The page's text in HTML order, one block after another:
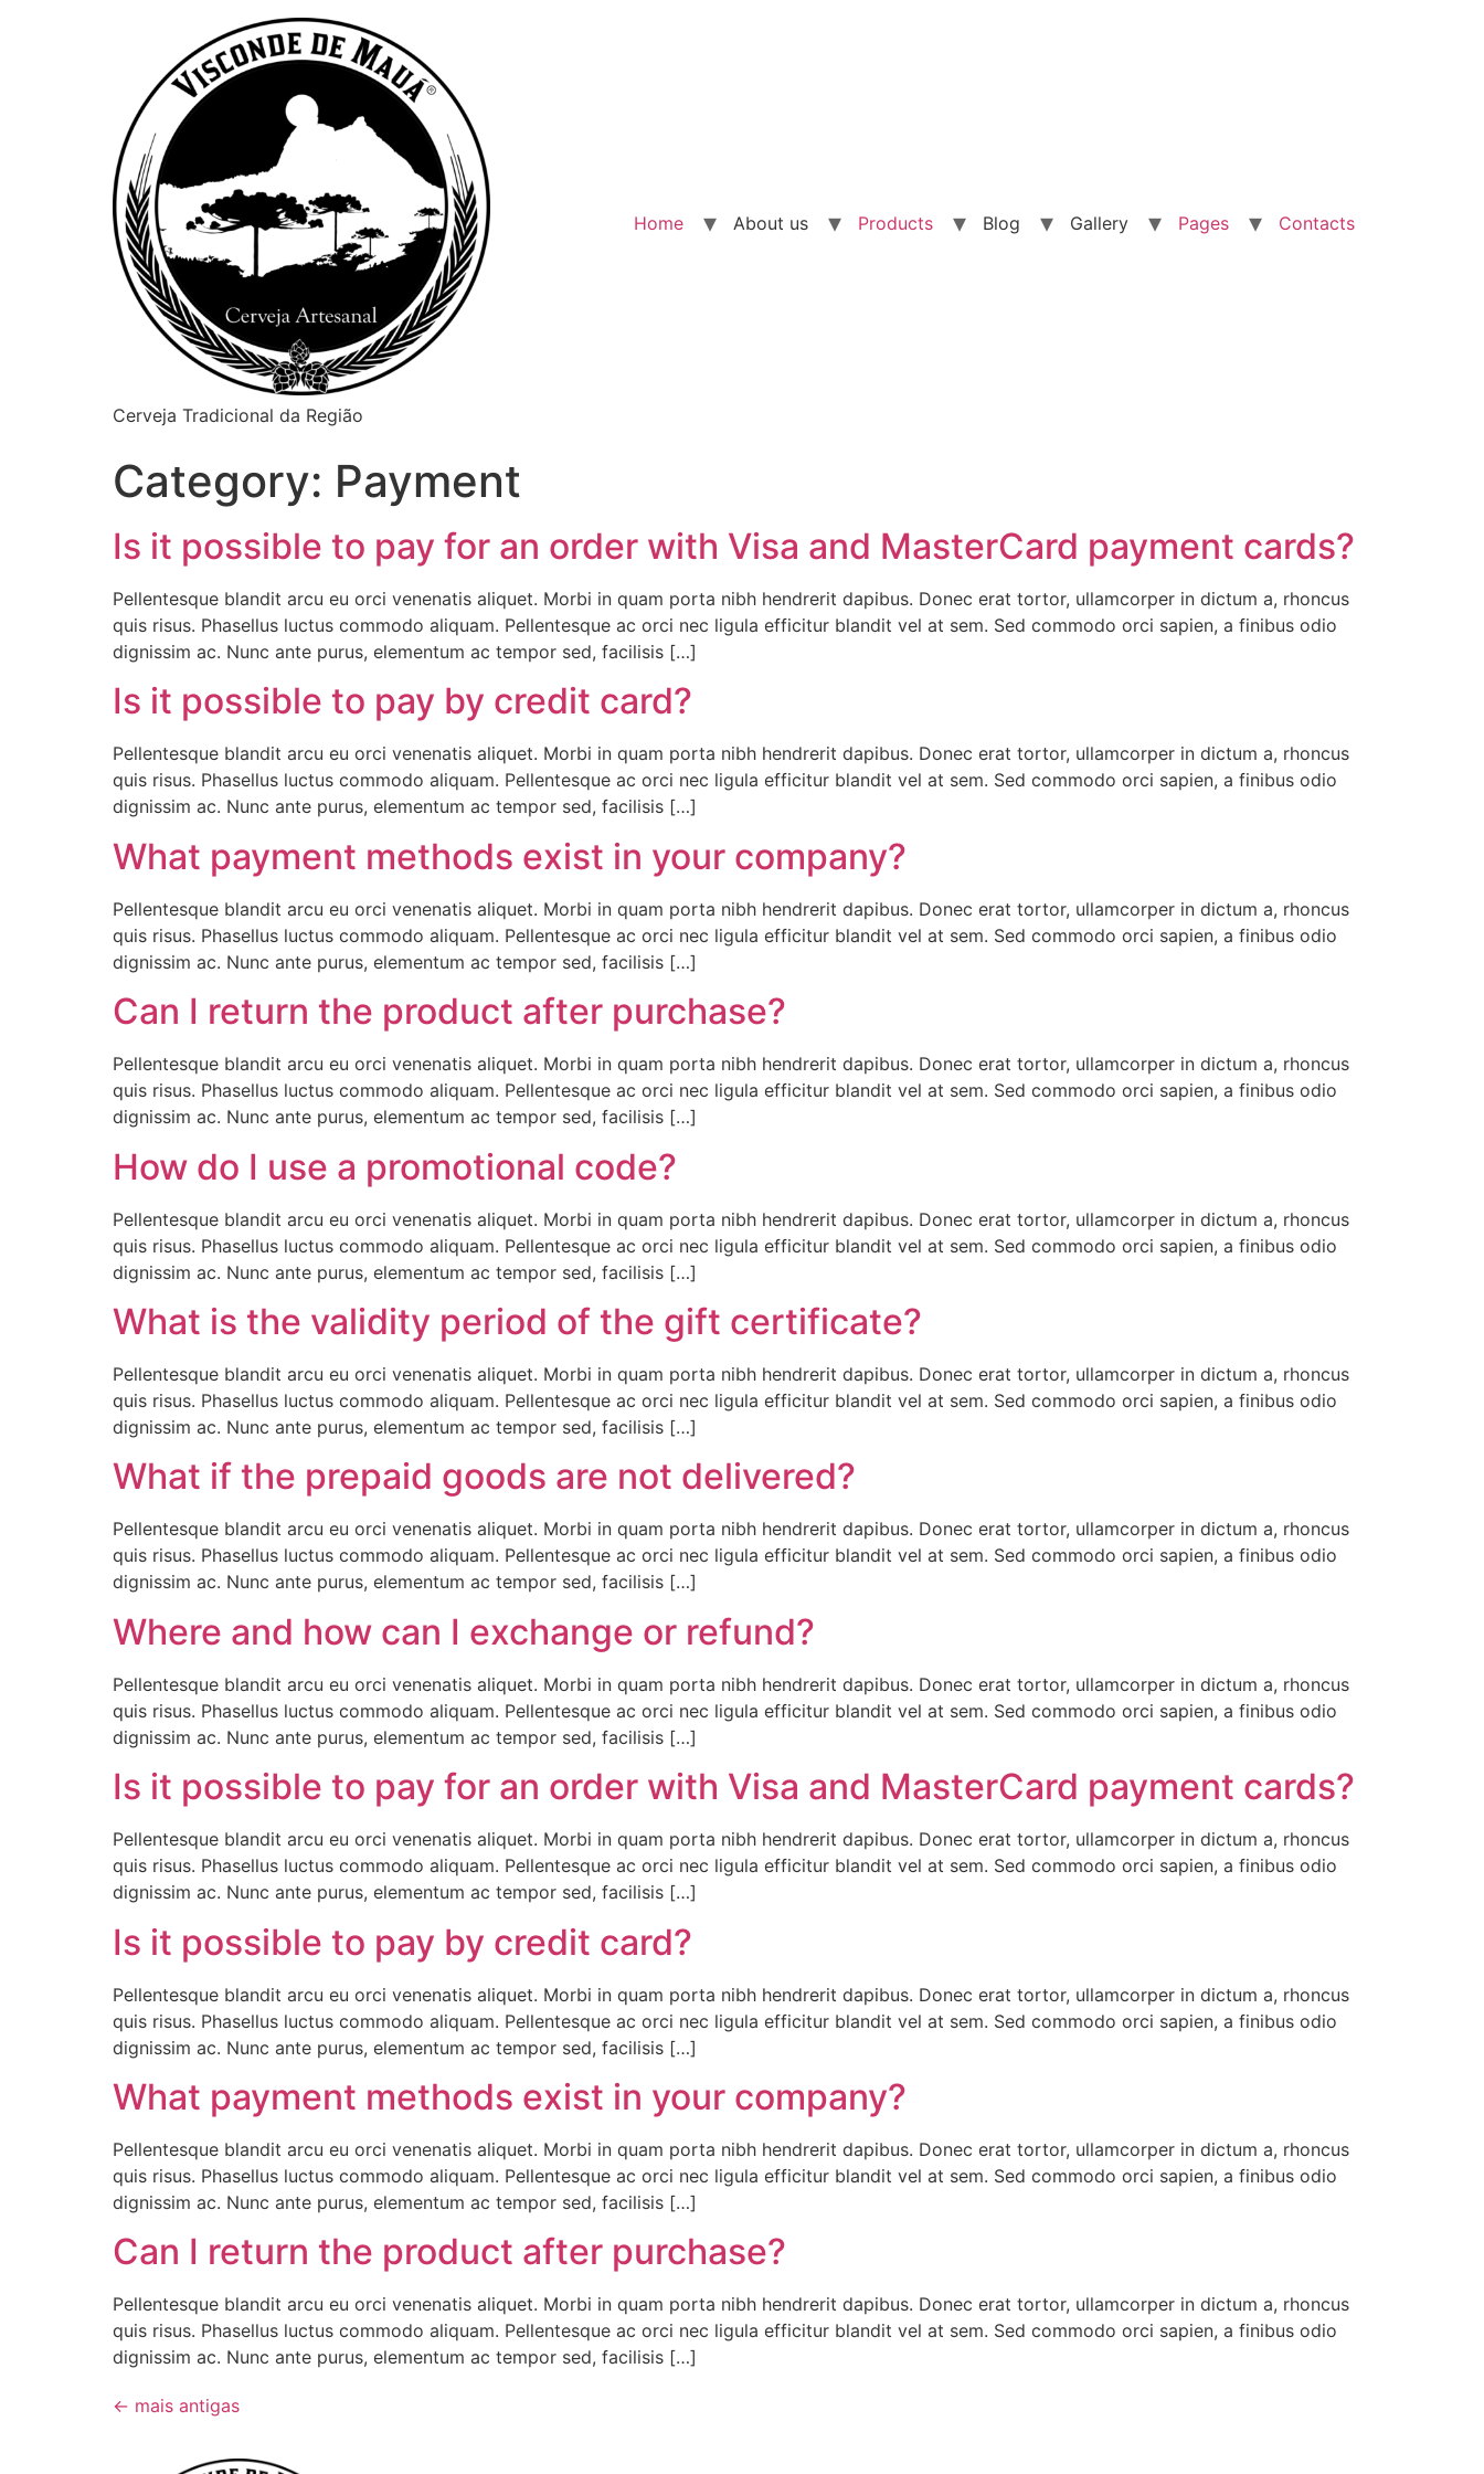
Cerveja Tradicional da Região
Home About us Products Blog Gallery Pages Contacts
Category: Payment
Is it possible to pay for an order with Visa and MasterCard payment cards?
Pellentesque blandit arcu eu orci venenatis aliquet. Morbi in quam porta nibh hendrerit dapibus. Donec erat tortor, ullamcorper in dictum a, rhoncus
quis risus. Phasellus luctus commodo aliquam. Pellentesque ac orci nec ligula efficitur blandit vel at sem. Sed commodo orci sapien, a finibus odio
dignissim ac. Nunc ante purus, elementum ac tempor sed, facilisis […]
Is it possible to pay by credit card?
Pellentesque blandit arcu eu orci venenatis aliquet. Morbi in quam porta nibh hendrerit dapibus. Donec erat tortor, ullamcorper in dictum a, rhoncus
quis risus. Phasellus luctus commodo aliquam. Pellentesque ac orci nec ligula efficitur blandit vel at sem. Sed commodo orci sapien, a finibus odio
dignissim ac. Nunc ante purus, elementum ac tempor sed, facilisis […]
What payment methods exist in your company?
Pellentesque blandit arcu eu orci venenatis aliquet. Morbi in quam porta nibh hendrerit dapibus. Donec erat tortor, ullamcorper in dictum a, rhoncus
quis risus. Phasellus luctus commodo aliquam. Pellentesque ac orci nec ligula efficitur blandit vel at sem. Sed commodo orci sapien, a finibus odio
dignissim ac. Nunc ante purus, elementum ac tempor sed, facilisis […]
Can I return the product after purchase?
Pellentesque blandit arcu eu orci venenatis aliquet. Morbi in quam porta nibh hendrerit dapibus. Donec erat tortor, ullamcorper in dictum a, rhoncus
quis risus. Phasellus luctus commodo aliquam. Pellentesque ac orci nec ligula efficitur blandit vel at sem. Sed commodo orci sapien, a finibus odio
dignissim ac. Nunc ante purus, elementum ac tempor sed, facilisis […]
How do I use a promotional code?
Pellentesque blandit arcu eu orci venenatis aliquet. Morbi in quam porta nibh hendrerit dapibus. Donec erat tortor, ullamcorper in dictum a, rhoncus
quis risus. Phasellus luctus commodo aliquam. Pellentesque ac orci nec ligula efficitur blandit vel at sem. Sed commodo orci sapien, a finibus odio
dignissim ac. Nunc ante purus, elementum ac tempor sed, facilisis […]
What is the validity period of the gift certificate?
Pellentesque blandit arcu eu orci venenatis aliquet. Morbi in quam porta nibh hendrerit dapibus. Donec erat tortor, ullamcorper in dictum a, rhoncus
quis risus. Phasellus luctus commodo aliquam. Pellentesque ac orci nec ligula efficitur blandit vel at sem. Sed commodo orci sapien, a finibus odio
dignissim ac. Nunc ante purus, elementum ac tempor sed, facilisis […]
What if the prepaid goods are not delivered?
Pellentesque blandit arcu eu orci venenatis aliquet. Morbi in quam porta nibh hendrerit dapibus. Donec erat tortor, ullamcorper in dictum a, rhoncus
quis risus. Phasellus luctus commodo aliquam. Pellentesque ac orci nec ligula efficitur blandit vel at sem. Sed commodo orci sapien, a finibus odio
dignissim ac. Nunc ante purus, elementum ac tempor sed, facilisis […]
Where and how can I exchange or refund?
Pellentesque blandit arcu eu orci venenatis aliquet. Morbi in quam porta nibh hendrerit dapibus. Donec erat tortor, ullamcorper in dictum a, rhoncus
quis risus. Phasellus luctus commodo aliquam. Pellentesque ac orci nec ligula efficitur blandit vel at sem. Sed commodo orci sapien, a finibus odio
dignissim ac. Nunc ante purus, elementum ac tempor sed, facilisis […]
Is it possible to pay for an order with Visa and MasterCard payment cards?
Pellentesque blandit arcu eu orci venenatis aliquet. Morbi in quam porta nibh hendrerit dapibus. Donec erat tortor, ullamcorper in dictum a, rhoncus
quis risus. Phasellus luctus commodo aliquam. Pellentesque ac orci nec ligula efficitur blandit vel at sem. Sed commodo orci sapien, a finibus odio
dignissim ac. Nunc ante purus, elementum ac tempor sed, facilisis […]
Is it possible to pay by credit card?
Pellentesque blandit arcu eu orci venenatis aliquet. Morbi in quam porta nibh hendrerit dapibus. Donec erat tortor, ullamcorper in dictum a, rhoncus
quis risus. Phasellus luctus commodo aliquam. Pellentesque ac orci nec ligula efficitur blandit vel at sem. Sed commodo orci sapien, a finibus odio
dignissim ac. Nunc ante purus, elementum ac tempor sed, facilisis […]
What payment methods exist in your company?
Pellentesque blandit arcu eu orci venenatis aliquet. Morbi in quam porta nibh hendrerit dapibus. Donec erat tortor, ullamcorper in dictum a, rhoncus
quis risus. Phasellus luctus commodo aliquam. Pellentesque ac orci nec ligula efficitur blandit vel at sem. Sed commodo orci sapien, a finibus odio
dignissim ac. Nunc ante purus, elementum ac tempor sed, facilisis […]
Can I return the product after purchase?
Pellentesque blandit arcu eu orci venenatis aliquet. Morbi in quam porta nibh hendrerit dapibus. Donec erat tortor, ullamcorper in dictum a, rhoncus
quis risus. Phasellus luctus commodo aliquam. Pellentesque ac orci nec ligula efficitur blandit vel at sem. Sed commodo orci sapien, a finibus odio
dignissim ac. Nunc ante purus, elementum ac tempor sed, facilisis […]
← mais antigas